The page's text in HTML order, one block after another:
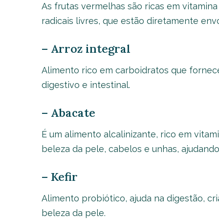
As frutas vermelhas são ricas em
radicais livres, que estão diretamente
– Arroz integral
Alimento rico em carboidratos que
digestivo e intestinal.
– Abacate
É um alimento alcalinizante, rico em
beleza da pele, cabelos e unhas,
– Kefir
Alimento probiótico, ajuda na digestão,
beleza da pele.